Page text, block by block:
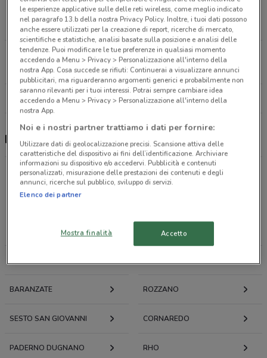
VIA DELLA PECETTA 33 Milano
3 km
Via Palmiro Togliatti 4 Rescaldina
21.3 km
APERTO
Tutti i negozi Pet Store Conad
Pet Store Conad, offerte e negozi
Offerte volantini e cataloghi per città nelle vicinanze
CESANO BOSCONE
BARANZATE ROZZANO
SESTO SAN GIOVANNI CORNAREDO
PADERNO DUGNANO RHO
le esperienze applicative sulle delle reti wireless, come meglio indicato
nel paragrafo 13.b della nostra Privacy Policy. Inoltre, i tuoi dati possono
anche essere utilizzati per la creazione di report, ricerche di mercato,
scientifiche e statistiche, analisi basate sulla posizione e analisi delle
tendenze. Puoi modificare le tue preferenze in qualsiasi momento
accedendo a Menu > Privacy > Personalizzazione all'interno della
nostra App. Cosa succede se rifiuti: Continuerai a visualizzare annunci
pubblicitari, ma riguarderanno argomenti generici e probabilmente non
saranno rilevanti per i tuoi interessi. Potrai sempre cambiare idea
accedendo a Menu > Privacy > Personalizzazione all'interno della
nostra App.
Noi e i nostri partner trattiamo i dati per fornire:
Utilizzare dati di geolocalizzazione precisi. Scansione attiva delle
caratteristiche del dispositivo ai fini dell’identificazione. Archiviare
informazioni su dispositivo e/o accedervi. Pubblicità e contenuti
personalizzati, misurazione delle prestazioni dei contenuti e degli
annunci, ricerche sul pubblico, sviluppo di servizi.
Elenco dei partner
Mostra finalità Accetto